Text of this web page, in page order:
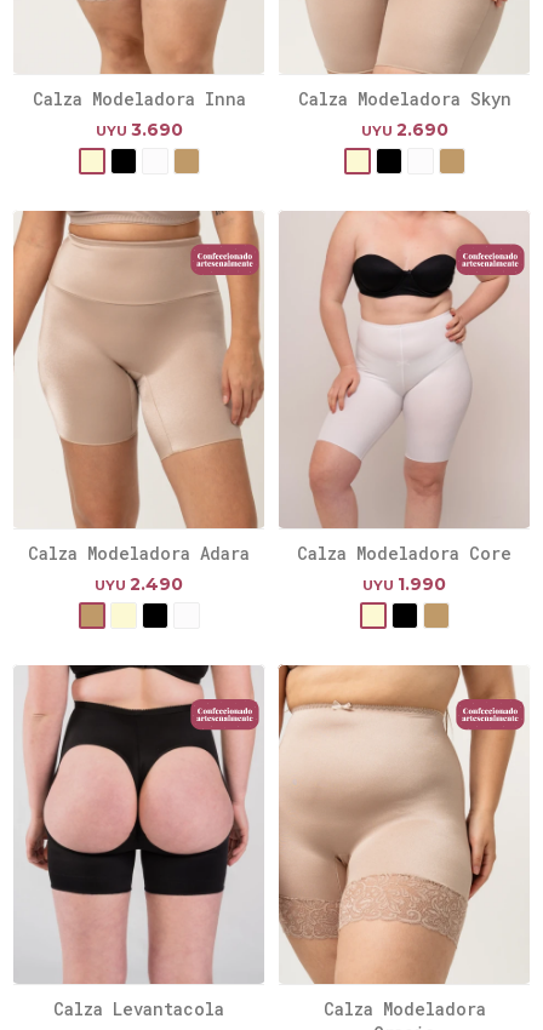
Calza Modeladora Inna
UYU 3.690
Calza Modeladora Skyn
UYU 2.690
Calza Modeladora Adara
UYU 2.490
Calza Modeladora Core
UYU 1.990
Calza Levantacola
Calza Modeladora